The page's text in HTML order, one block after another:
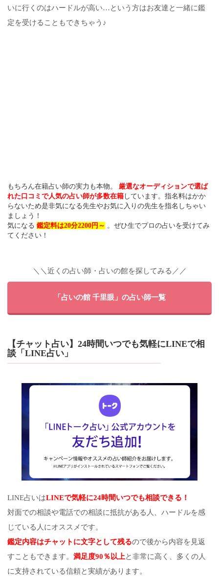
いに行くのはハードルが高い…という方はお友達と一緒に鑑
定を受けることもできちゃう♪
もちろん在籍占い師の実力も本物。
厳選なオーディションで選ば
れた口コミで人気の占い師が多数在籍 しています。指名料はかか
らないため是非気になる先生やお気に入りの先生を指名しちゃい
ましょう！
気になる 鑑定料は20分2200円～ 。ぜひ生でプロの占いを受けてみ
てください！
＼＼近くの占い師・占いの館を探してみる／／
「占いの館 千里眼」の占い師一覧
【チャット占い】24時間いつでも気軽にLINEで相
談「LINE占い」
LINE占いはLINEで気軽に24時間いつでも相談できる！
対面での相談や電話での相談に抵抗がある人、ハードルを感
じている人にオススメです。
鑑定内容はチャットに文字として残るので後から内容を見返
すこともできます。 満足度90％以上と非常に高く、多くの人
に支持されている信頼と実績があります。